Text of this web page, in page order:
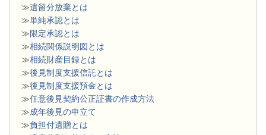
≫遺留分放棄とは
≫単純承認とは
≫限定承認とは
≫相続関係説明図とは
≫相続財産目録とは
≫後見制度支援信託とは
≫後見制度支援預金とは
≫任意後見契約公正証書の作成方法
≫成年後見の申立て
≫負担付遺贈とは